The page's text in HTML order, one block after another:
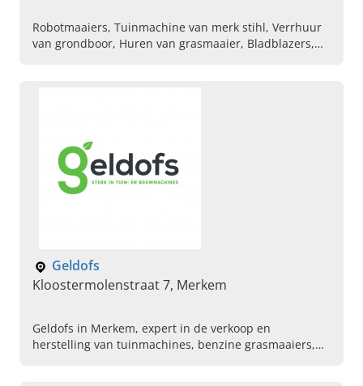
Robotmaaiers, Tuinmachine van merk stihl, Verrhuur
van grondboor, Huren van grasmaaier, Bladblazers,
Geldofs
Kloostermolenstraat 7, Merkem
Geldofs in Merkem, expert in de verkoop en
herstelling van tuinmachines, benzine grasmaaiers,